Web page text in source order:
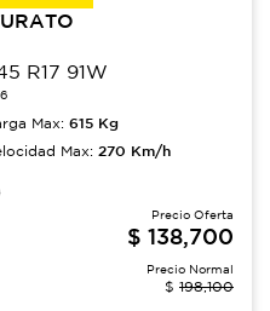
R17 91W
Max: 615 Kg
Max: 270 Km/h
Precio Oferta
$ 138,700
Precio Normal
$ 198,100